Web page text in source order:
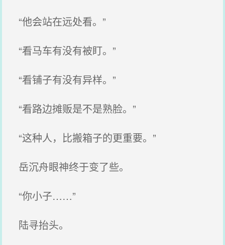
“他会站在远处看。”
“看马车有没有被盯。”
“看铺子有没有异样。”
“看路边摊贩是不是熟脸。”
“这种人，比搬箱子的更重要。”
岳沉舟眼神终于变了些。
“你小子……”
陆寻抬头。